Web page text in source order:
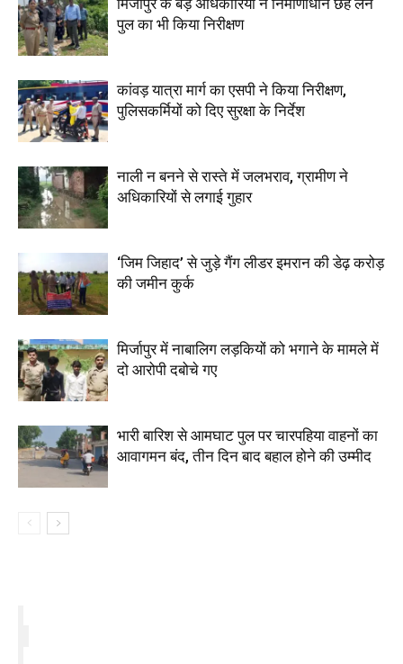
मिर्जापुर के बड़े अधिकारियों ने निर्माणाधीन छह लेन
पुल का भी किया निरीक्षण
कांवड़ यात्रा मार्ग का एसपी ने किया निरीक्षण,
पुलिसकर्मियों को दिए सुरक्षा के निर्देश
नाली न बनने से रास्ते में जलभराव, ग्रामीण ने
अधिकारियों से लगाई गुहार
‘जिम जिहाद’ से जुड़े गैंग लीडर इमरान की डेढ़ करोड़
की जमीन कुर्क
मिर्जापुर में नाबालिग लड़कियों को भगाने के मामले में
दो आरोपी दबोचे गए
भारी बारिश से आमघाट पुल पर चारपहिया वाहनों का
आवागमन बंद, तीन दिन बाद बहाल होने की उम्मीद